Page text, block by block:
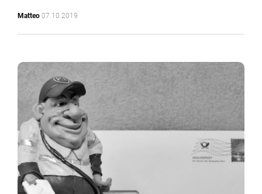
Matteo 07.10.2019